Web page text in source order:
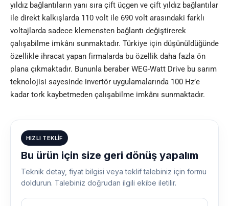
yıldız bağlantıların yanı sıra çift üçgen ve çift yıldız bağlantılar
ile direkt kalkışlarda 110 volt ile 690 volt arasındaki farklı
voltajlarda sadece klemensten bağlantı değiştirerek
çalışabilme imkânı sunmaktadır. Türkiye için düşünüldüğünde
özellikle ihracat yapan firmalarda bu özellik daha fazla ön
plana çıkmaktadır. Bununla beraber WEG-Watt Drive bu sarım
teknolojisi sayesinde invertör uygulamalarında 100 Hz’e
kadar tork kaybetmeden çalışabilme imkânı sunmaktadır.
HIZLI TEKLIF
Bu ürün için size geri dönüş yapalım
Teknik detay, fiyat bilgisi veya teklif talebiniz için formu
doldurun. Talebiniz doğrudan ilgili ekibe iletilir.